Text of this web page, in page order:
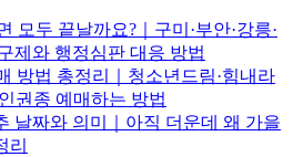
모두 끝날까요?｜구미·부안·강릉·
제와 행정심판 대응 방법
방법 총정리｜청소년드림·힘내라
권종 예매하는 방법
날짜와 의미｜아직 더운데 왜 가을
리